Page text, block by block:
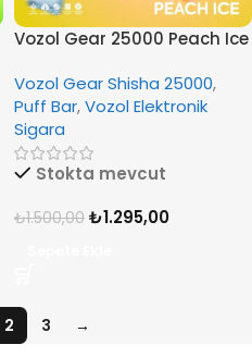
Vozol Gear 25000 Peach Ice
Vozol Gear Shisha 25000,
Puff Bar,Vozol Elektronik
Sigara
Stokta mevcut
₺1.500,00 ₺1.295,00
2 3 →